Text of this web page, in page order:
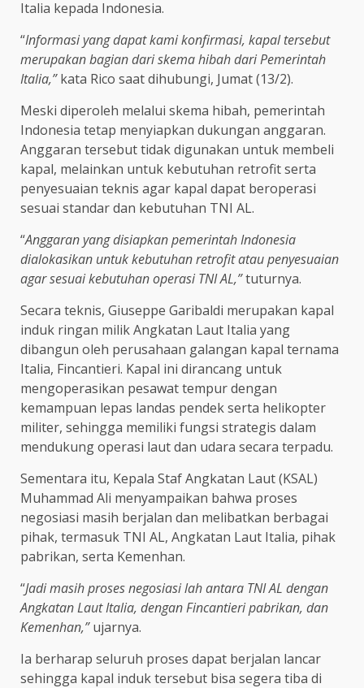
Italia kepada Indonesia.
“Informasi yang dapat kami konfirmasi, kapal tersebut
merupakan bagian dari skema hibah dari Pemerintah
Italia,”kata Rico saat dihubungi, Jumat (13/2).
Meski diperoleh melalui skema hibah, pemerintah
Indonesia tetap menyiapkan dukungan anggaran.
Anggaran tersebut tidak digunakan untuk membeli
kapal, melainkan untuk kebutuhan retrofit serta
penyesuaian teknis agar kapal dapat beroperasi
sesuai standar dan kebutuhan TNI AL.
“Anggaran yang disiapkan pemerintah Indonesia
dialokasikan untuk kebutuhan retrofit atau penyesuaian
agar sesuai kebutuhan operasi TNI AL,”tuturnya.
Secara teknis, Giuseppe Garibaldi merupakan kapal
induk ringan milik Angkatan Laut Italia yang
dibangun oleh perusahaan galangan kapal ternama
Italia, Fincantieri. Kapal ini dirancang untuk
mengoperasikan pesawat tempur dengan
kemampuan lepas landas pendek serta helikopter
militer, sehingga memiliki fungsi strategis dalam
mendukung operasi laut dan udara secara terpadu.
Sementara itu, Kepala Staf Angkatan Laut (KSAL)
Muhammad Ali menyampaikan bahwa proses
negosiasi masih berjalan dan melibatkan berbagai
pihak, termasuk TNI AL, Angkatan Laut Italia, pihak
pabrikan, serta Kemenhan.
“Jadi masih proses negosiasi lah antara TNI AL dengan
Angkatan Laut Italia, dengan Fincantieri pabrikan, dan
Kemenhan,”ujarnya.
Ia berharap seluruh proses dapat berjalan lancar
sehingga kapal induk tersebut bisa segera tiba di